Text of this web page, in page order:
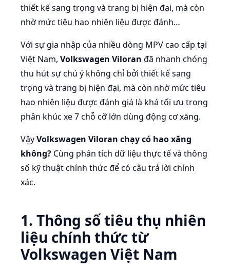
thiết kế sang trọng và trang bị hiện đại, mà còn
nhờ mức tiêu hao nhiên liệu được đánh…
Với sự gia nhập của nhiều dòng MPV cao cấp tại
Việt Nam, Volkswagen Viloran đã nhanh chóng
thu hút sự chú ý không chỉ bởi thiết kế sang
trọng và trang bị hiện đại, mà còn nhờ mức tiêu
hao nhiên liệu được đánh giá là khá tối ưu trong
phân khúc xe 7 chỗ cỡ lớn dùng động cơ xăng.
VậyVolkswagen Viloran chạy có hao xăng
không? Cùng phân tích dữ liệu thực tế và thông
số kỹ thuật chính thức để có câu trả lời chính
xác.
1. Thông số tiêu thụ nhiên
liệu chính thức từ
Volkswagen Việt Nam